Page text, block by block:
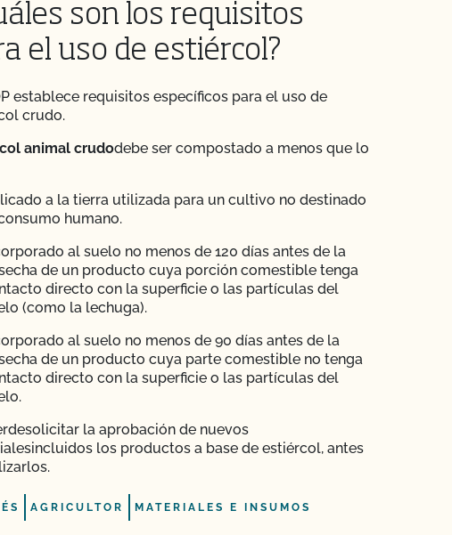
son los requisitos
el uso de estiércol?
establece requisitos específicos para el uso de
crudo.
animal crudodebe ser compostado a menos que lo
a la tierra utilizada para un cultivo no destinado
humano.
al suelo no menos de 120 días antes de la
de un producto cuya porción comestible tenga
directo con la superficie o las partículas del
(como la lechuga).
al suelo no menos de 90 días antes de la
de un producto cuya parte comestible no tenga
directo con la superficie o las partículas del
solicitar la aprobación de nuevos
incluidos los productos a base de estiércol, antes
AGRICULTOR MATERIALES E INSUMOS